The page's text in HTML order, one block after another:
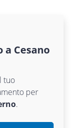
Cesano
tuo
per
.